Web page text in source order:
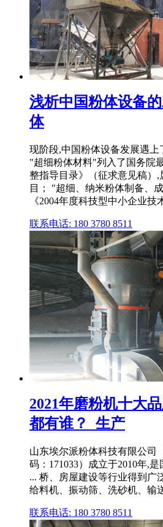
浅析中国粉体设备
体
现阶段,中国粉体设备发展遇
"超细粉体材料"列入了国务院
整指导目录》（征求意见稿）
目； "超细、纳米粉体制备、
《2004年度科技型中小企业技
联系电话: 180 3780 8511
2021年磨粉机十大
都有谁？_生产
山东埃尔派粉体科技有限公司
码：171033）成立于2010年,
... 桥、房屋建设等行业得到广
给料机、振动筛、洗砂机、输
联系电话: 180 3780 8511